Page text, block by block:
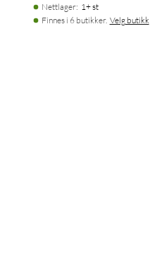
Nettlager: 1+ st
Finnes i 6 butikker. Velg butikk